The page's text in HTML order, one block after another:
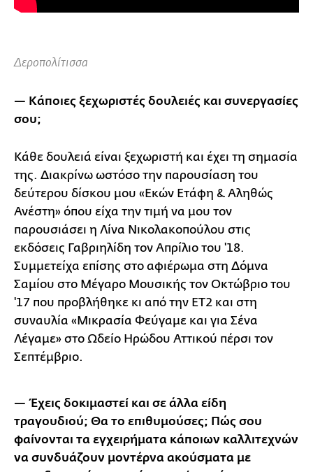
Δεροπολίτισσα
— Κάποιες ξεχωριστές δουλειές και συνεργασίες
σου;
Κάθε δουλειά είναι ξεχωριστή και έχει τη σημασία
της. Διακρίνω ωστόσο την παρουσίαση του
δεύτερου δίσκου μου «Εκών Ετάφη & Αληθώς
Ανέστη» όπου είχα την τιμή να μου τον
παρουσιάσει η Λίνα Νικολακοπούλου στις
εκδόσεις Γαβριηλίδη τον Απρίλιο του '18.
Συμμετείχα επίσης στο αφιέρωμα στη Δόμνα
Σαμίου στο Μέγαρο Μουσικής τον Οκτώβριο του
'17 που προβλήθηκε κι από την ΕΤ2 και στη
συναυλία «Μικρασία Φεύγαμε και για Σένα
Λέγαμε» στο Ωδείο Ηρώδου Αττικού πέρσι τον
Σεπτέμβριο.
— Έχεις δοκιμαστεί και σε άλλα είδη
τραγουδιού; Θα το επιθυμούσες; Πώς σου
φαίνονται τα εγχειρήματα κάποιων καλλιτεχνών
να συνδυάζουν μοντέρνα ακούσματα με